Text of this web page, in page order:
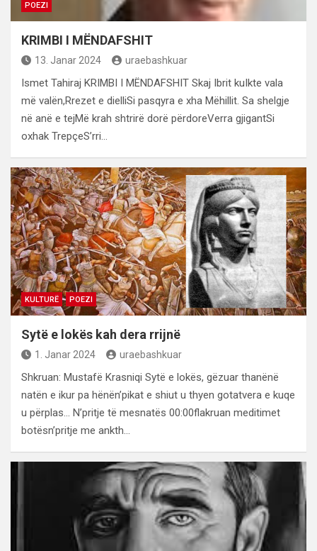
POEZI
KRIMBI I MËNDAFSHIT
13. Janar 2024 uraebashkuar
Ismet Tahiraj KRIMBI I MËNDAFSHIT Skaj Ibrit kuIkte vala
më valën,Rrezet e dielliSi pasqyra e xha Mëhillit. Sa shelgje
në anë e tejMë krah shtrirë dorë përdoreVerra gjigantSi
oxhak TrepçeS’rri…
KULTURË POEZI
Sytë e lokës kah dera rrijnë
1. Janar 2024 uraebashkuar
Shkruan: Mustafë Krasniqi Sytë e lokës, gëzuar thanënë
natën e ikur pa hënën’pikat e shiut u thyen gotatvera e kuqe
u përplas… N’pritje të mesnatës 00:00flakruan meditimet
botësn’pritje me ankth…